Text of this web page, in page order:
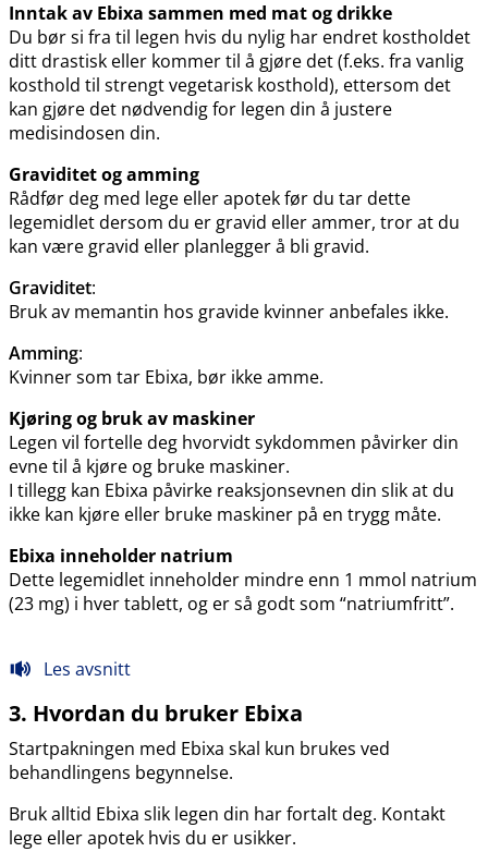
Inntak av Ebixa sammen med mat og drikke
Du bør si fra til legen hvis du nylig har endret kostholdet
ditt drastisk eller kommer til å gjøre det (f.eks. fra vanlig
kosthold til strengt vegetarisk kosthold), ettersom det
kan gjøre det nødvendig for legen din å justere
medisindosen din.
Graviditet og amming
Rådfør deg med lege eller apotek før du tar dette
legemidlet dersom du er gravid eller ammer, tror at du
kan være gravid eller planlegger å bli gravid.
Graviditet:
Bruk av memantin hos gravide kvinner anbefales ikke.
Amming:
Kvinner som tar Ebixa, bør ikke amme.
Kjøring og bruk av maskiner
Legen vil fortelle deg hvorvidt sykdommen påvirker din
evne til å kjøre og bruke maskiner.
I tillegg kan Ebixa påvirke reaksjonsevnen din slik at du
ikke kan kjøre eller bruke maskiner på en trygg måte.
Ebixa inneholder natrium
Dette legemidlet inneholder mindre enn 1 mmol natrium
(23 mg) i hver tablett, og er så godt som “natriumfritt”.
Les avsnitt
3. Hvordan du bruker Ebixa
Startpakningen med Ebixa skal kun brukes ved
behandlingens begynnelse.
Bruk alltid Ebixa slik legen din har fortalt deg. Kontakt
lege eller apotek hvis du er usikker.